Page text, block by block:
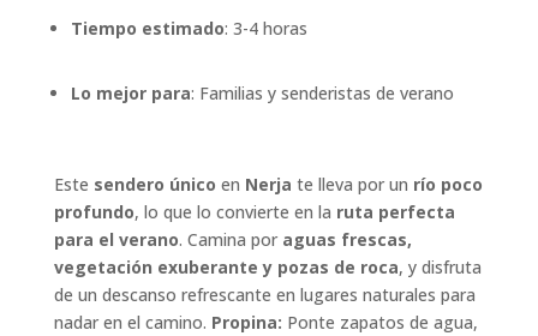
Tiempo estimado: 3-4 horas
Lo mejor para: Familias y senderistas de verano
Este sendero único en Nerja te lleva por un río poco
profundo, lo que lo convierte en la ruta perfecta
para el verano. Camina por aguas frescas,
vegetación exuberante y pozas de roca, y disfruta
de un descanso refrescante en lugares naturales para
nadar en el camino. Propina: Ponte zapatos de agua,